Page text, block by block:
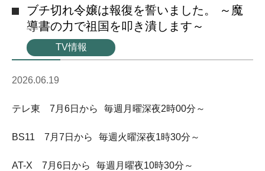
ブチ切れ令嬢は報復を誓いました。 ～魔
導書の力で祖国を叩き潰します～
TV情報
2026.06.19
テレ東 7月6日から 毎週月曜深夜2時00分～
BS11 7月7日から 毎週火曜深夜1時30分～
AT-X 7月6日から 毎週月曜夜10時30分～